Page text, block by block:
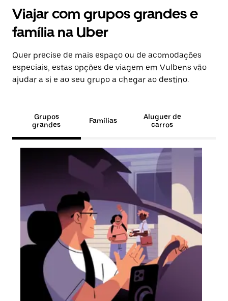
Viajar com grupos grandes e
família na Uber
Quer precise de mais espaço ou de acomodações
especiais, estas opções de viagem em Vulbens vão
ajudar a si e ao seu grupo a chegar ao destino.
Grupos
grandes
Famílias
Aluguer de
carros